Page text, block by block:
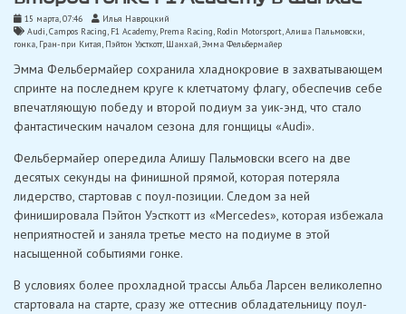
15 марта, 07:46
Илья Навроцкий
Audi,Campos Racing, F1 Academy, Prema Racing, Rodin Motorsport,Алиша Пальмовски
гонка, Гран-при Китая, Пэйтон Уэсткотт, Шанхай,Эмма Фельбермайер
Эмма Фельбермайер сохранила хладнокровие в захватывающем
спринте на последнем круге к клетчатому флагу, обеспечив себе
впечатляющую победу и второй подиум за уик-энд, что стало
фантастическим началом сезона для гонщицы «Audi».
Фельбермайер опередила Алишу Пальмовски всего на две
десятых секунды на финишной прямой, которая потеряла
лидерство, стартовав с поул-позиции. Следом за ней
финишировала Пэйтон Уэсткотт из «Mercedes», которая избежала
неприятностей и заняла третье место на подиуме в этой
насыщенной событиями гонке.
В условиях более прохладной трассы Альба Ларсен великолепно
стартовала на старте, сразу же оттеснив обладательницу поул-